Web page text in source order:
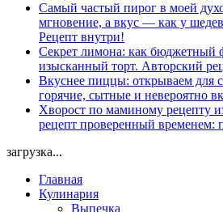
Самый частый пирог в моей
мгновение, а вкус — как у
Рецепт внутри!
Секрет лимона: как бюджетный
изысканный торт. Авторский
Вкуснее пиццы: открываем для
горячие, сытные и невероятно
Хворост по маминому рецепту
рецепт проверенный временем:
загрузка...
Главная
Кулинария
Выпечка